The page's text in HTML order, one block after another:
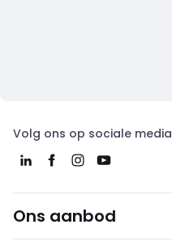
Volg ons op sociale media
Ons aanbod